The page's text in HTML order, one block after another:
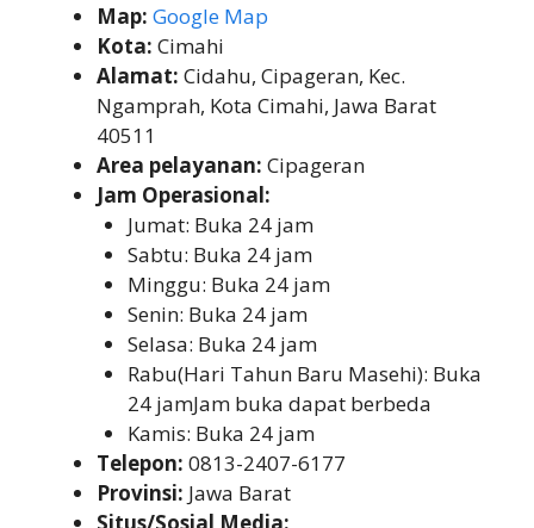
Map: Google Map
Kota: Cimahi
Alamat: Cidahu, Cipageran, Kec.
Ngamprah, Kota Cimahi, Jawa Barat
40511
Area pelayanan: Cipageran
Jam Operasional:
Jumat: Buka 24 jam
Sabtu: Buka 24 jam
Minggu: Buka 24 jam
Senin: Buka 24 jam
Selasa: Buka 24 jam
Rabu(Hari Tahun Baru Masehi): Buka
24 jamJam buka dapat berbeda
Kamis: Buka 24 jam
Telepon: 0813-2407-6177
Provinsi: Jawa Barat